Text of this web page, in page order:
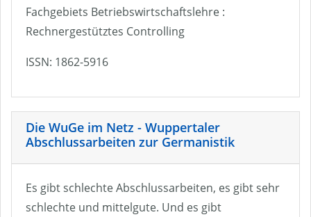
Fachgebiets Betriebswirtschaftslehre :
Rechnergestütztes Controlling
ISSN: 1862-5916
Die WuGe im Netz - Wuppertaler
Abschlussarbeiten zur Germanistik
Es gibt schlechte Abschlussarbeiten, es gibt sehr
schlechte und mittelgute. Und es gibt